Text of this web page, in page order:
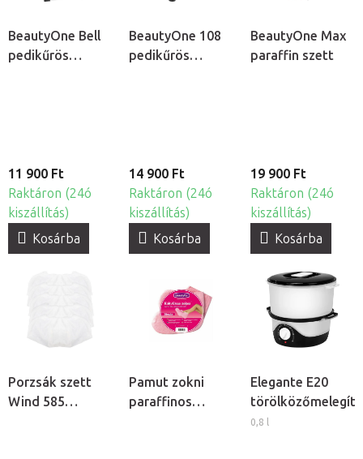
BeautyOne Bell
pedikűrös
11 900 Ft
Raktáron (24ó
kiszállítás)
Kosárba
BeautyOne 108
pedikűrös
14 900 Ft
Raktáron (24ó
kiszállítás)
Kosárba
BeautyOne Max
paraffin szett
19 900 Ft
Raktáron (24ó
kiszállítás)
Kosárba
Porzsák szett
Wind 585
Pamut zokni
paraffinos
Elegante E20
törölközőmelegítő
0,8 l